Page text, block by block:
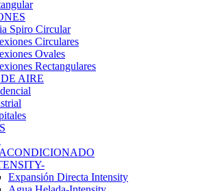
Spiro Circular
Circulares
Ovales
Rectangulares
AIRE
Expansión Directa Intensity